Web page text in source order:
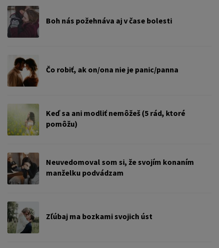
Boh nás požehnáva aj v čase bolesti
Čo robiť, ak on/ona nie je panic/panna
Keď sa ani modliť nemôžeš (5 rád, ktoré
pomôžu)
Neuvedomoval som si, že svojím konaním
manželku podvádzam
Zľúbaj ma bozkami svojich úst